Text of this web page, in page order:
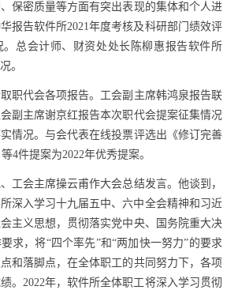
保密质量等方面有突出表现的集体和个人进
报告软件所2021年度考核及科研部门绩效评
总会计师、财资处处长陈柳惠报告软件所
。
职代会各项报告。工会副主席韩鸿泉报告联
副主席谢京红报告本次职代会提案征集情况
情况。与会代表在线投票评选出《修订完善
等4件提案为2022年优秀提案。
工会主席操云甫作大会总结发言。他谈到，
深入学习十九届五中、六中全会精神和习近
主义思想，贯彻落实党中央、国务院重大决
求，将“四个率先”和“两加快一努力”的要求
和落脚点，在全体职工的共同努力下，各项
。 2022年，软件所全体职工将深入学习贯彻